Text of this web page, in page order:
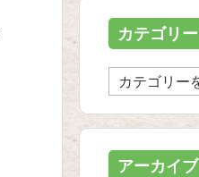
カテゴリー
カ
テ
ゴ
リ
ー
アーカイブ